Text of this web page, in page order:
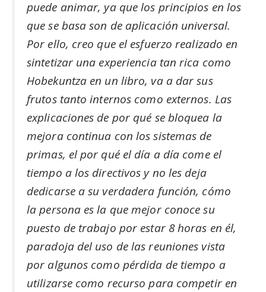
puede animar, ya que los principios en los
que se basa son de aplicación universal.
Por ello, creo que el esfuerzo realizado en
sintetizar una experiencia tan rica como
Hobekuntza en un libro, va a dar sus
frutos tanto internos como externos. Las
explicaciones de por qué se bloquea la
mejora continua con los sistemas de
primas, el por qué el día a día come el
tiempo a los directivos y no les deja
dedicarse a su verdadera función, cómo
la persona es la que mejor conoce su
puesto de trabajo por estar 8 horas en él,
paradoja del uso de las reuniones vista
por algunos como pérdida de tiempo a
utilizarse como recurso para competir en